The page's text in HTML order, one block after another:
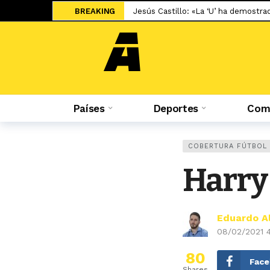
BREAKING Jesús Castillo: «La ‘U’ ha
El adiós de Nahuel Molina abre la
Miguel Trauco: «No creo que me
Sporting Cristal: Colombiano
Federico Girotti: «Hubo
Mudryk vuelve a los terrenos de
Islam Makhachev criticó
Países Deportes
COBERTURA FÚTBOL
Harry
Eduardo
08/02/2021
80